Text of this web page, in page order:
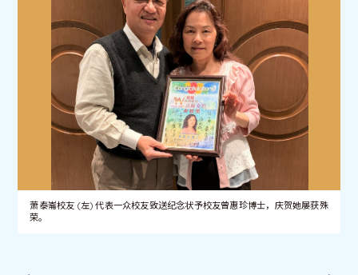
萧泰崙校友 (左) 代表一众校友致送纪念状予校友曾惠珍博士，庆贺她屡获殊
荣。